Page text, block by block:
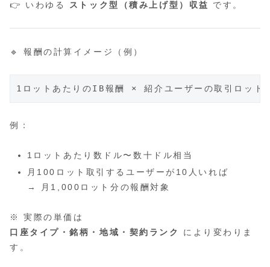
👉 いわゆる ストック型（積み上げ型）収益 です。
🔹 報酬の計算イメージ（例）
例：
1ロットあたり数ドル〜数十ドル相当
月100ロット取引するユーザーが10人いれば
→ 月1,000ロット分の報酬対象
※ 実際の単価は
口座タイプ・銘柄・地域・契約ランク
により変わりま
す。